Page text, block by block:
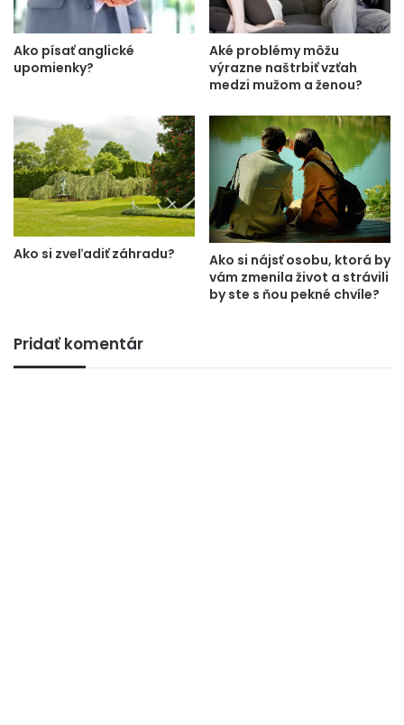
Ako písať anglické
upomienky?
Aké problémy môžu
výrazne naštrbiť vzťah
medzi mužom a ženou?
Ako si zveľadiť záhradu?
Ako si nájsť osobu, ktorá by
vám zmenila život a strávili
by ste s ňou pekné chvíle?
Pridať komentár